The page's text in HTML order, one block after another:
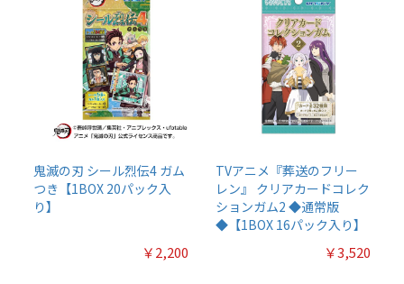
鬼滅の刃 シール烈伝4 ガム
つき【1BOX 20パック入
り】
￥2,200
TVアニメ『葬送のフリー
レン』 クリアカードコレク
ションガム2 ◆通常版
◆【1BOX 16パック入り】
￥3,520